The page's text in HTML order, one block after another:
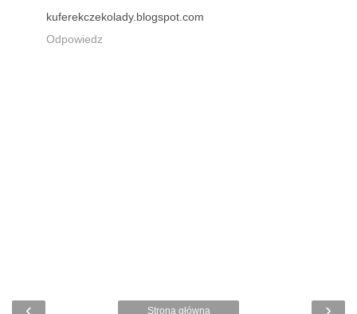
kuferekczekolady.blogspot.com
Odpowiedz
‹ ›
Strona główna